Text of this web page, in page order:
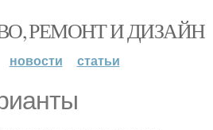
РЕМОНТ И ДИЗАЙН
новости статьи